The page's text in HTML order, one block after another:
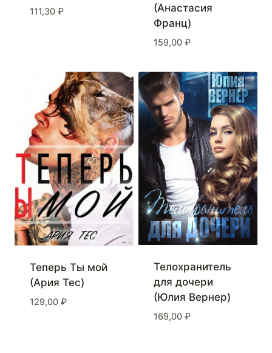
111,30 ₽
(Анастасия
Франц)
159,00 ₽
Теперь Ты мой
(Ария Тес)
129,00 ₽
Телохранитель
для дочери
(Юлия Вернер)
169,00 ₽